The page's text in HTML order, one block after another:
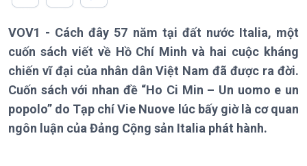
VOV1 - Cách đây 57 năm tại đất nước Italia, một
cuốn sách viết về Hồ Chí Minh và hai cuộc kháng
chiến vĩ đại của nhân dân Việt Nam đã được ra đời.
Cuốn sách với nhan đề “Ho Ci Min – Un uomo e un
popolo” do Tạp chí Vie Nuove lúc bấy giờ là cơ quan
ngôn luận của Đảng Cộng sản Italia phát hành.